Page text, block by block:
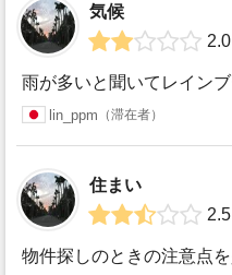
気候
2.0
lin_ppm 滞在者
住まい
2.5